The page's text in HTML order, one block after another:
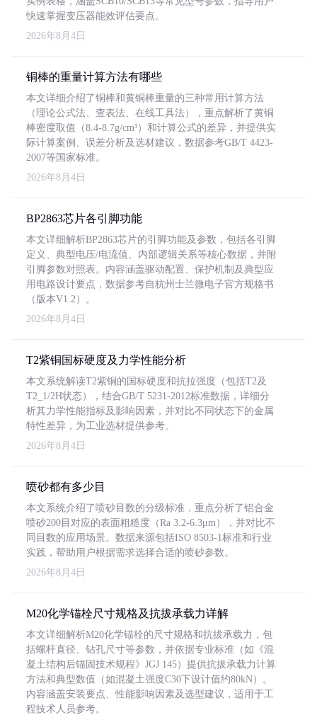
快速掌握变压器能效评估要点。
2026年8月4日
铜棒的重量计算方法有哪些
本文详细介绍了铜棒和黄铜棒重量的三种常用计算方法
（理论公式法、查表法、在线工具法），重点解析了黄铜
棒密度取值（8.4-8.7g/cm³）和计算公式的差异，并提供实
际计算案例、误差分析及选材建议，数据参考GB/T 4423-
2007等国家标准。
2026年8月4日
BP2863芯片各引脚功能
本文详细解析BP2863芯片的引脚功能及参数，包括各引脚
定义、典型电压/电流值、内部逻辑关系等核心数据，并附
引脚参数对照表。内容涵盖驱动配置、保护机制及典型应
用电路设计要点，数据参考自杭州士兰微电子官方规格书
（版本V1.2）。
2026年8月4日
T2紫铜国标硬度及力学性能分析
本文系统解读T2紫铜的国标硬度和抗拉强度（包括T2及
T2_1/2H状态），结合GB/T 5231-2012标准数据，详细分
析其力学性能指标及影响因素，并对比不同状态下的金属
特性差异，为工业选材提供参考。
2026年8月4日
喷砂都有多少目
本文系统介绍了喷砂目数的分级标准，重点分析了铝合金
喷砂200目对应的表面粗糙度（Ra 3.2-6.3μm），并对比不
同目数的应用场景。数据来源包括ISO 8503-1标准和行业
实践，帮助用户根据需求选择合适的喷砂参数。
2026年8月4日
M20化学锚栓尺寸规格及抗拔承载力详解
本文详细解析M20化学锚栓的尺寸规格和抗拔承载力，包
括螺杆直径、钻孔尺寸等参数，并依据专业标准（如《混
凝土结构后锚固技术规程》JGJ 145）提供抗拔承载力计算
方法和典型数值（如混凝土强度C30下设计值约80kN）。
内容涵盖安装要点、性能影响因素及选型建议，适用于工
程技术人员参考。